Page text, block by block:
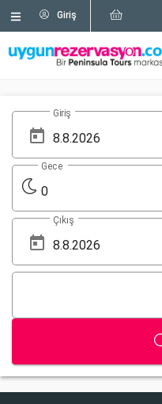
Giriş
Giriş
0
Gece
Çıkış